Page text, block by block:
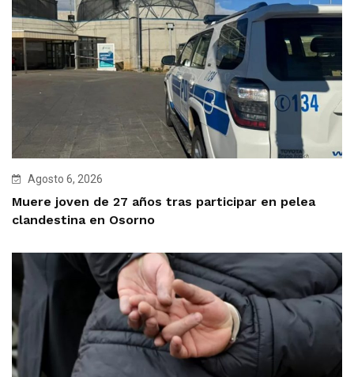
Agosto 6, 2026
Muere joven de 27 años tras participar en pelea
clandestina en Osorno